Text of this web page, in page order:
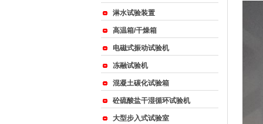
淋水试验装置
高温箱/干燥箱
电磁式振动试验机
冻融试验机
混凝土碳化试验箱
砼硫酸盐干湿循环试验机
大型步入式试验室